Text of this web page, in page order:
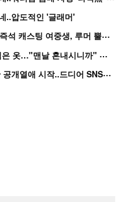
..압도적인 '글래머'
“
연습생 아닙니다” 싸이 '흠뻑쇼' 즉석 캐스팅 여중생, 루머 뿔났다[Oh!쎈 이...
홍
진영, '임신설' 종결 작정하고 입은 옷…"맨날 혼내시니까" 억울
'
흑백' 김도윤♥배우 김서연, 4년만 공개열애 시작..드디어 SNS에 노출 [핫피...